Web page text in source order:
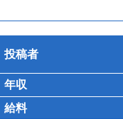
投稿者
年収
給料